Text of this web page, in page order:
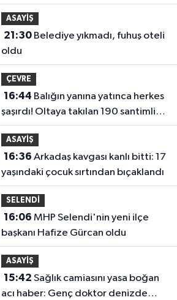
gösterecek
ASAYİŞ
21:30Belediye yıkmadı, fuhuş oteli
oldu
ÇEVRE
16:44
şaşırdı! Oltaya takılan 190 santimlik
dev yayın balığı
ASAYİŞ
16:36
yaşındaki çocuk sırtından bıçaklandı
SELENDİ
16:06
başkanı Hafize Gürcan oldu
ASAYİŞ
15:42
acı haber: Genç doktor denizde